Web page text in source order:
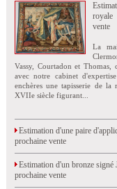
vente
La
Vassy, Courtadon et Thomas,
avec notre cabinet
enchères une tapisserie de
XVIIe siècle figurant...
Estimation d'une paire
prochaine vente
Estimation d'un bronze signé
prochaine vente